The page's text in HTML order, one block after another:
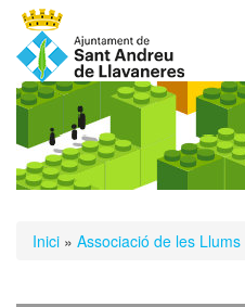
Vés
contingut
Esteu
Inici » Associació de les Llums